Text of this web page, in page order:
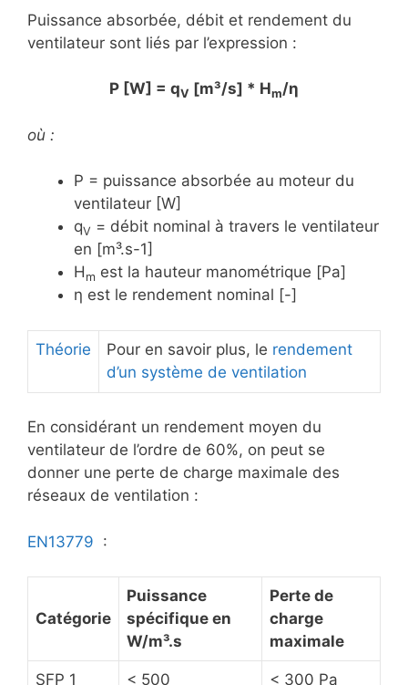
Puissance absorbée, débit et rendement du
ventilateur sont liés par l’expression :
P [W] = qV [m³/s] * Hm/η
où :
P = puissance absorbée au moteur du
ventilateur [W]
qV = débit nominal à travers le ventilateur
en [m³.s-1]
H m est la hauteur manométrique [Pa]
η est le rendement nominal [-]
Théorie Pour en savoir plus, le rendement
d’un système de ventilation
En considérant un rendement moyen du
ventilateur de l’ordre de 60%, on peut se
donner une perte de charge maximale des
réseaux de ventilation :
EN13779 :
Catégorie
Puissance
spécifique en
W/m³.s
Perte de
charge
maximale
SFP 1 < 500 < 300 Pa